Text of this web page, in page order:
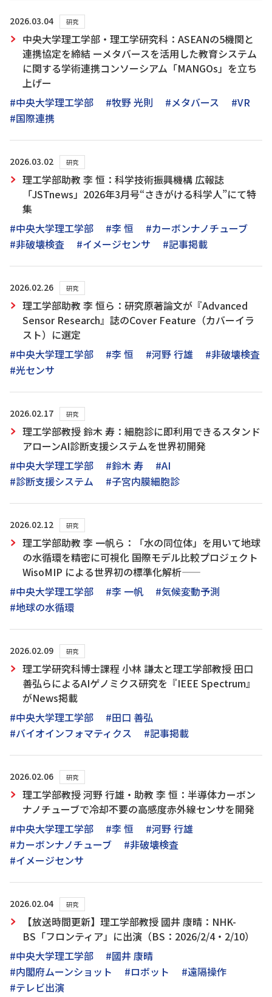
2026.03.04 研究
中央大学理工学部・理工学研究科：ASEANの5機関と
連携協定を締結 ーメタバースを活用した教育システム
に関する学術連携コンソーシアム「MANGOs」を立ち
上げー
#中央大学理工学部
#牧野 光則 #メタバース
#VR
#国際連携
2026.03.02 研究
理工学部助教 李 恒：科学技術振興機構 広報誌
「JSTnews」2026年3月号“さきがける科学人”にて特
集
#中央大学理工学部
#李 恒
#カーボンナノチューブ
#非破壊検査
#イメージセンサ #記事掲載
2026.02.26 研究
理工学部助教 李 恒ら：研究原著論文が『Advanced
Sensor Research』誌のCover Feature（カバーイラ
スト）に選定
#中央大学理工学部
#李 恒 #河野 行雄
#非破壊検査
#光センサ
2026.02.17 研究
理工学部教授 鈴木 寿：細胞診に即利用できるスタンド
アローンAI診断支援システムを世界初開発
#中央大学理工学部
#鈴木 寿
#AI
#診断支援システム
#子宮内膜細胞診
2026.02.12 研究
理工学部助教 李 一帆ら：「水の同位体」を用いて地球
の水循環を精密に可視化 ――国際モデル比較プロジェクト
WisoMIP による世界初の標準化解析――
#中央大学理工学部
#李 一帆
#気候変動予測
#地球の水循環
2026.02.09 研究
理工学研究科博士課程 小林 謙太と理工学部教授 田口
善弘らによるAIゲノミクス研究を『IEEE Spectrum』
がNews掲載
#中央大学理工学部
#田口 善弘
#バイオインフォマティクス
#記事掲載
2026.02.06 研究
理工学部教授 河野 行雄・助教 李 恒：半導体カーボン
ナノチューブで冷却不要の高感度赤外線センサを開発
#中央大学理工学部
#李 恒
#河野 行雄
#カーボンナノチューブ
#非破壊検査
#イメージセンサ
2026.02.04 研究
【放送時間更新】理工学部教授 國井 康晴：NHK-
BS「フロンティア」に出演（BS：2026/2/4・2/10）
#中央大学理工学部
#國井 康晴
#内閣府ムーンショット
#ロボット
#遠隔操作
#テレビ出演